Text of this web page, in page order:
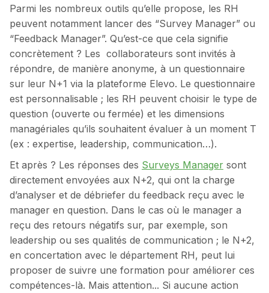
Parmi les nombreux outils qu’elle propose, les RH
peuvent notamment lancer des “Survey Manager” ou
“Feedback Manager”. Qu’est-ce que cela signifie
concrètement ? Les collaborateurs sont invités à
répondre, de manière anonyme, à un questionnaire
sur leur N+1 via la plateforme Elevo. Le questionnaire
est personnalisable ; les RH peuvent choisir le type de
question (ouverte ou fermée) et les dimensions
managériales qu’ils souhaitent évaluer à un moment T
(ex : expertise, leadership, communication…).
Et après ? Les réponses des Surveys Manager sont
directement envoyées aux N+2, qui ont la charge
d’analyser et de débriefer du feedback reçu avec le
manager en question. Dans le cas où le manager a
reçu des retours négatifs sur, par exemple, son
leadership ou ses qualités de communication ; le N+2,
en concertation avec le département RH, peut lui
proposer de suivre une formation pour améliorer ces
compétences-là. Mais attention... Si aucune action